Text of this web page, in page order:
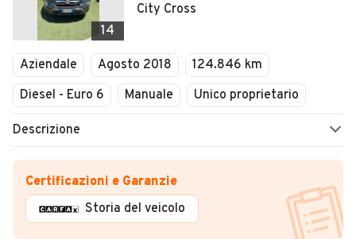
14
City Cross
Aziendale Agosto 2018
124.846 km
Diesel - Euro 6
Manuale Unico proprietario
Descrizione
Certificazioni e Garanzie
Storia del veicolo